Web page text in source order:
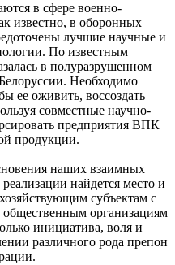
в сфере военно-
известно, в оборонных
лучшие научные и
По известным
в полуразрушенном
Необходимо
ее оживить, воссоздать
совместные научно-
предприятия ВПК
продукции.
наших взаимных
найдется место и
субъектам с
организациям
инициатива, воля и
различного рода препон